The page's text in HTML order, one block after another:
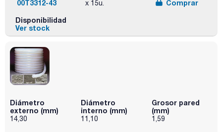
00T3312-43
x 15u.
Comprar
Disponibilidad
Ver stock
Diámetro
externo (mm)
14,30
Diámetro
interno (mm)
11,10
Grosor pared
(mm)
1,59